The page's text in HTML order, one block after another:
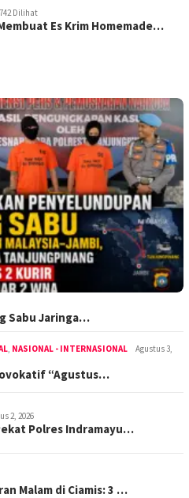
Dilihat
Es Krim Homemade…
Sabu Jaringa…
NASIONAL - INTERNASIONAL
Agustus 3,
“Agustus…
2, 2026
Polres Indramayu…
Malam di Ciamis: 3 …